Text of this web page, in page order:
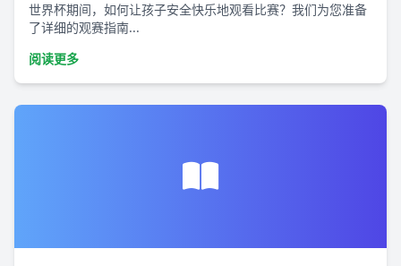
世界杯期间，如何让孩子安全快乐地观看比赛？我们为您准备
了详细的观赛指南...
阅读更多